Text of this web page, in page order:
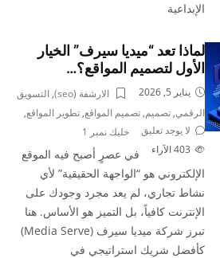
الإبداعية
لماذا تعد “ميديا سيرف” الخيار
الأول لتصميم المواقع؟…
يناير 5, 2026 الارشفة (seo) ,التسويق
الرقمي,تصميم,تصميم المواقع,تطوير المواقع,
خليك نمبر 1
لا يوجد تعليق
الآراء
في عصرٍ أصبح فيه الموقع
الإلكتروني هو “الواجهة الحقيقية” لأي
نشاط تجاري، لم يعد مجرد وجودك على
الإنترنت كافياً، بل التميز هو الأساس. هنا
تبرز شركة ميديا سيرف (Media Serve)
كأفضل شريك استراتيجي في